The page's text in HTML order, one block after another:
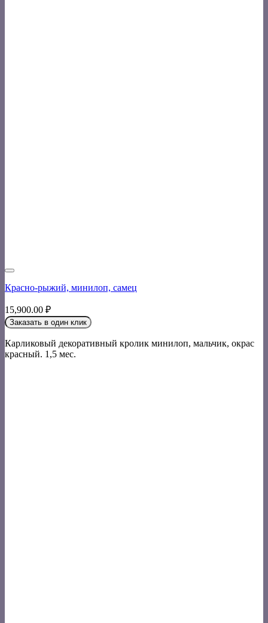
Красно-рыжий, минилоп, самец
15,900.00 ₽
Заказать в один клик
Карликовый декоративный кролик минилоп, мальчик, окрас
красный. 1,5 мес.